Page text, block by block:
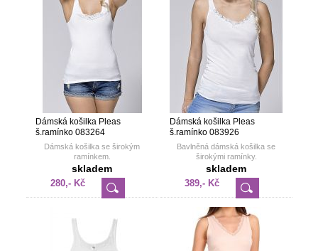
Dámská košilka Pleas
š.ramínko 083264
Dámská košilka se širokým
ramínkem.
skladem
280,- Kč
Dámská košilka Pleas
š.ramínko 083926
Bavlněná dámská košilka se
širokými ramínky.
skladem
389,- Kč